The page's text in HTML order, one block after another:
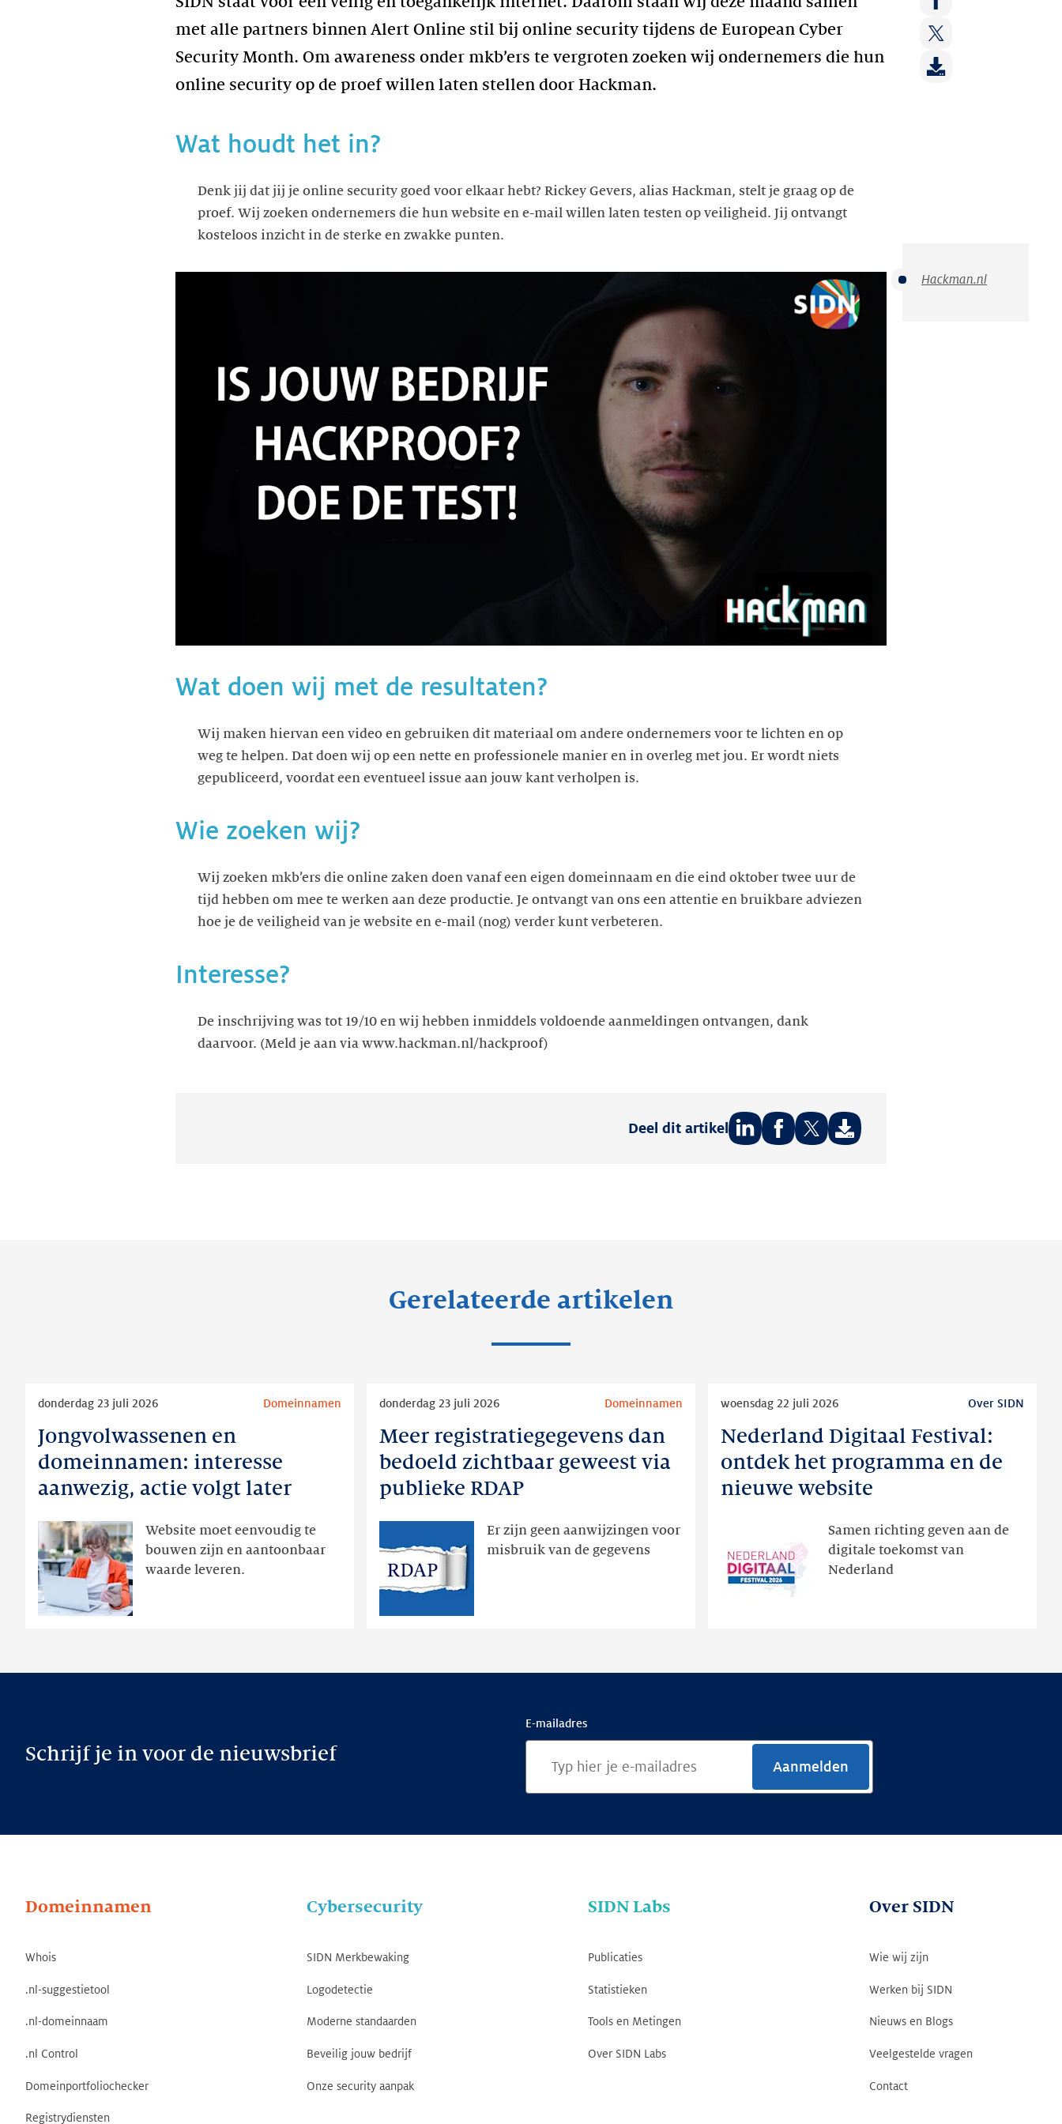
met alle partners binnen Alert Online stil bij online security tijdens de European Cyber
Security Month. Om awareness onder mkb’ers te vergroten zoeken wij ondernemers die hun
online security op de proef willen laten stellen door Hackman.
op:
LinkedIn
Deel
Facebook
Deel
op:
Wat houdt het in?
Hackman.nl
Denk jij dat jij je online security goed voor elkaar hebt? Rickey Gevers, alias Hackman, stelt je graag op de
proef. Wij zoeken ondernemers die hun website en e-mail willen laten testen op veiligheid. Jij ontvangt
kosteloos inzicht in de sterke en zwakke punten.
Wat doen wij met de resultaten?
Wij maken hiervan een video en gebruiken dit materiaal om andere ondernemers voor te lichten en op
weg te helpen. Dat doen wij op een nette en professionele manier en in overleg met jou. Er wordt niets
gepubliceerd, voordat een eventueel issue aan jouw kant verholpen is.
Wie zoeken wij?
Wij zoeken mkb’ers die online zaken doen vanaf een eigen domeinnaam en die eind oktober twee uur de
tijd hebben om mee te werken aan deze productie. Je ontvangt van ons een attentie en bruikbare adviezen
hoe je de veiligheid van je website en e-mail (nog) verder kunt verbeteren.
Interesse?
De inschrijving was tot 19/10 en wij hebben inmiddels voldoende aanmeldingen ontvangen, dank
daarvoor. (Meld je aan via www.hackman.nl/hackproof)
Deel dit artikel
Gerelateerde artikelen
Jongvolwassenen en
domeinnamen: interesse
aanwezig, actie volgt later
donderdag 23 juli 2026 Domeinnamen
Website moet eenvoudig te
bouwen zijn en aantoonbaar
waarde leveren.
Jongvolwassenen
domeinnamen:
interesse
volgt
later
Meer registratiegegevens dan
bedoeld zichtbaar geweest via
publieke RDAP
donderdag 23 juli 2026 Domeinnamen
Er zijn geen aanwijzingen voor
misbruik van de gegevens
Meer
registratiegegevens
dan
bedoeld
via
publieke
RDAP
Nederland Digitaal Festival:
ontdek het programma en de
nieuwe website
woensdag 22 juli 2026 Over SIDN
Samen richting geven aan de
digitale toekomst van
Nederland
Nederland
Festival:
ontdek
Schrijf je in voor de nieuwsbrief
E-mailadres
Aanmelden
Domeinnamen
Whois
.nl-suggestietool
.nl-domeinnaam
.nl Control
Domeinportfoliochecker
Registrydiensten
Cybersecurity
SIDN Merkbewaking
Logodetectie
Moderne standaarden
Beveilig jouw bedrijf
Onze security aanpak
SIDN Labs
Publicaties
Statistieken
Tools en Metingen
Over SIDN Labs
Over SIDN
Wie wij zijn
Werken bij SIDN
Nieuws en Blogs
Veelgestelde vragen
Contact